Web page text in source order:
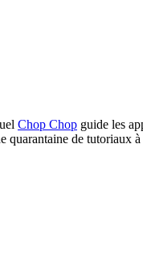
Chop Chop guide les
quarantaine de